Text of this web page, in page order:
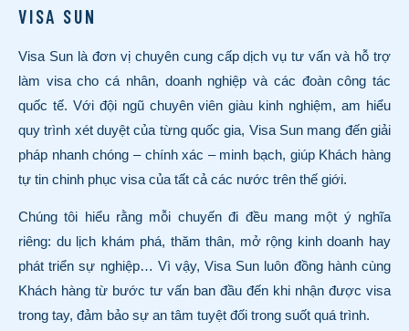
VISA SUN
Visa Sun là đơn vị chuyên cung cấp dịch vụ tư vấn và hỗ trợ
làm visa cho cá nhân, doanh nghiệp và các đoàn công tác
quốc tế. Với đội ngũ chuyên viên giàu kinh nghiệm, am hiểu
quy trình xét duyệt của từng quốc gia, Visa Sun mang đến giải
pháp nhanh chóng – chính xác – minh bạch, giúp Khách hàng
tự tin chinh phục visa của tất cả các nước trên thế giới.
Chúng tôi hiểu rằng mỗi chuyến đi đều mang một ý nghĩa
riêng: du lịch khám phá, thăm thân, mở rộng kinh doanh hay
phát triển sự nghiệp… Vì vậy, Visa Sun luôn đồng hành cùng
Khách hàng từ bước tư vấn ban đầu đến khi nhận được visa
trong tay, đảm bảo sự an tâm tuyệt đối trong suốt quá trình.